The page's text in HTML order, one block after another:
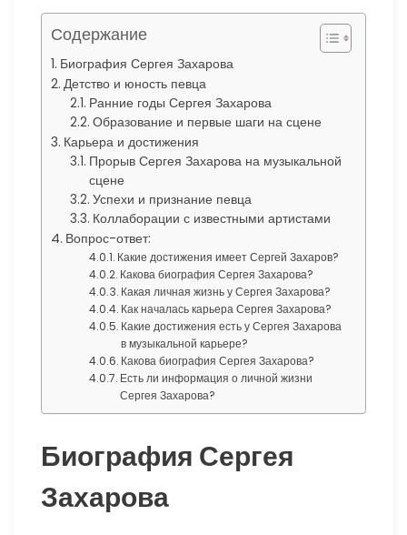
Содержание
Биография Сергея Захарова
Детство и юность певца
Ранние годы Сергея Захарова
Образование и первые шаги на сцене
Карьера и достижения
Прорыв Сергея Захарова на музыкальной
сцене
Успехи и признание певца
Коллаборации с известными артистами
Вопрос-ответ:
Какие достижения имеет Сергей Захаров?
Какова биография Сергея Захарова?
Какая личная жизнь у Сергея Захарова?
Как началась карьера Сергея Захарова?
Какие достижения есть у Сергея Захарова
в музыкальной карьере?
Какова биография Сергея Захарова?
Есть ли информация о личной жизни
Сергея Захарова?
Биография Сергея
Захарова